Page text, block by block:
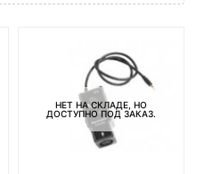
НЕТ НА СКЛАДЕ, НО
ДОСТУПНО ПОД ЗАКАЗ.